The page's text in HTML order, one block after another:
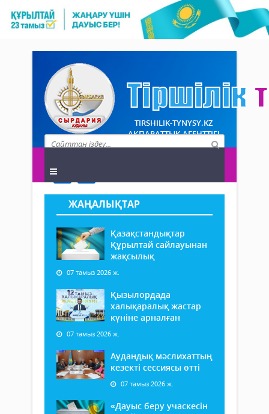
TIRSHILIK-TYNYSY.KZ
АҚПАРАТТЫҚ АГЕНТТІГІ
ЖАҢАЛЫҚТАР
Қазақстандықтар
Құрылтай сайлауынан
жақсылық
07 тамыз 2026 ж.
Қызылордада
халықаралық жастар
күніне арналған
07 тамыз 2026 ж.
Аудандық мәслихаттың
кезекті сессиясы өтті
07 тамыз 2026 ж.
«Дауыс беру учаскесін